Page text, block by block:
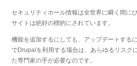
セキュリティホール情報は全世界に瞬く間に
サイトは絶好の標的にされています。
機能を追加するにしても、アップデートする
でDrupalを利用する場合は、あらゆるリスク
た専門家の手が必要なのです。